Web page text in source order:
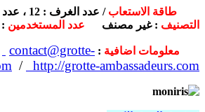
طاقة الاستعاب / عدد الغرف : 12 ، عدد الاسرة : 27
التصنيف : غير مصنف عدد المستخدمين : 05
معلومات اضافية :
contact@grotte-
/ http://grotte-ambassadeurs.com